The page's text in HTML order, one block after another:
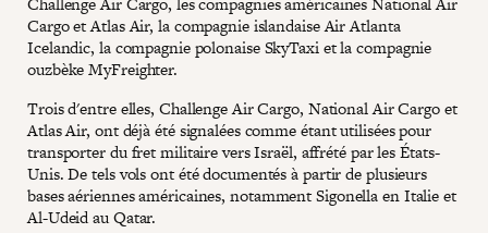
Cargo et Atlas Air, la compagnie islandaise Air Atlanta
Icelandic, la compagnie polonaise SkyTaxi et la compagnie
ouzbèke MyFreighter.
Trois d'entre elles, Challenge Air Cargo, National Air Cargo et
Atlas Air, ont déjà été signalées comme étant utilisées pour
transporter du fret militaire vers Israël, affrété par les États-
Unis. De tels vols ont été documentés à partir de plusieurs
bases aériennes américaines, notamment Sigonella en Italie et
Al-Udeid au Qatar.